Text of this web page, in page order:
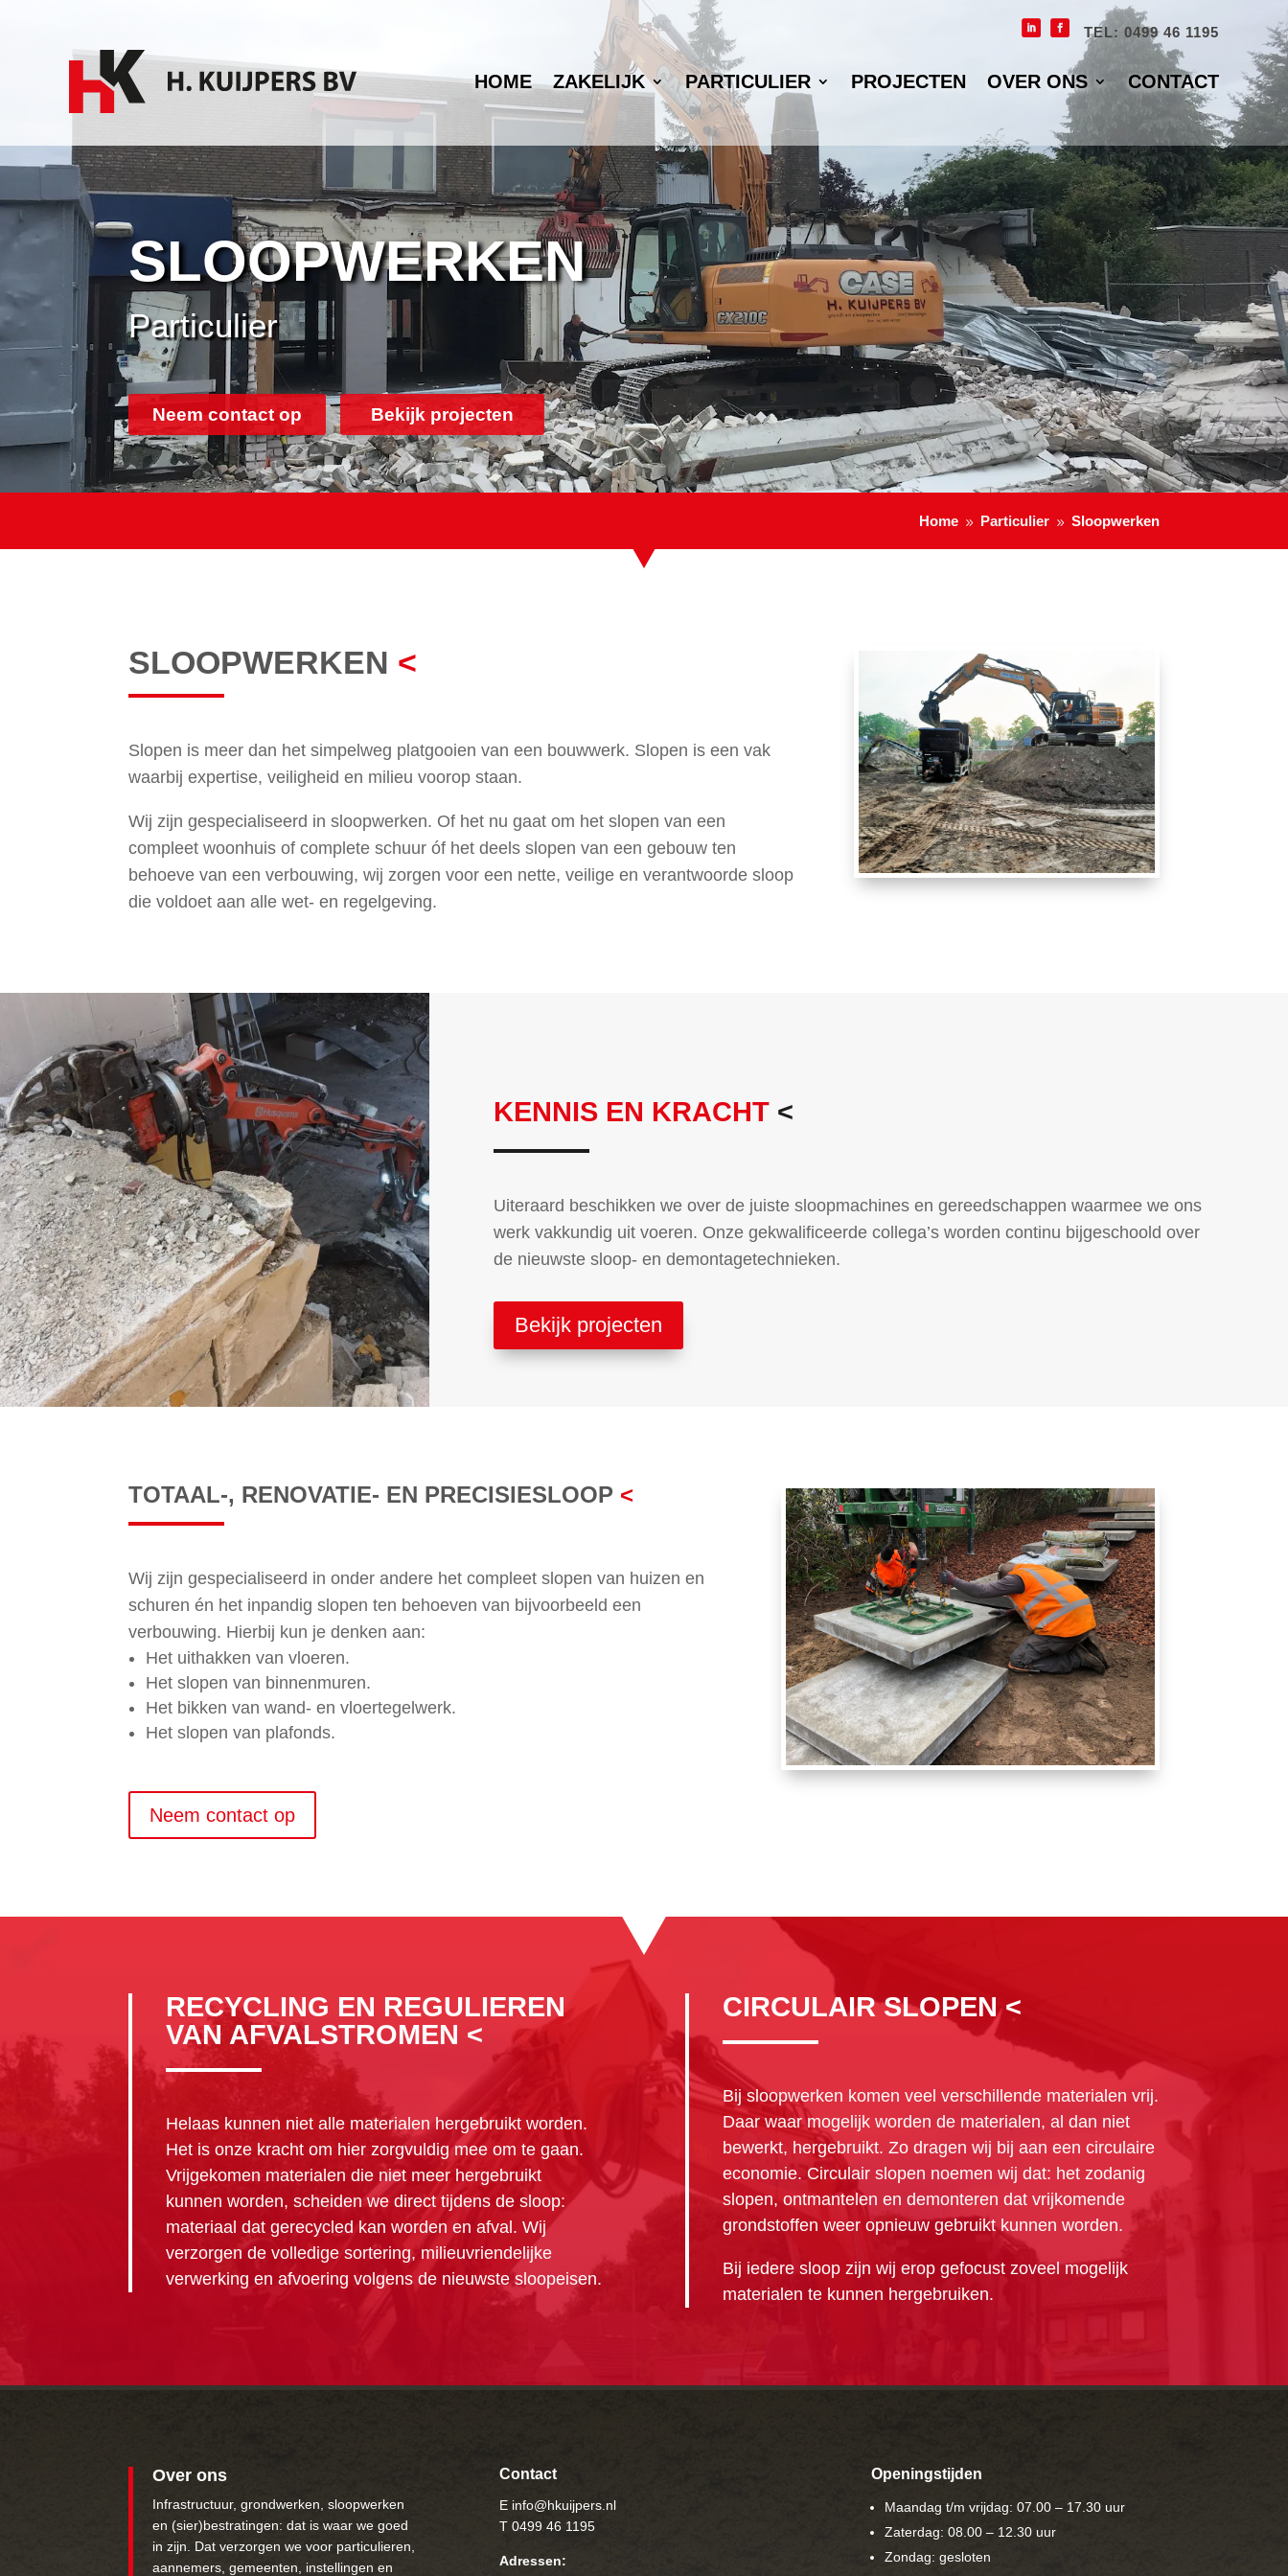
TEL: 0499 46 1195
HOME ZAKELIJK PARTICULIER PROJECTEN OVER ONS CONTACT
SLOOPWERKEN
Particulier
Neem contact op Bekijk projecten
Home 9 Particulier 9 Sloopwerken
SLOOPWERKEN <
Slopen is meer dan het simpelweg platgooien van een bouwwerk. Slopen is een vak
waarbij expertise, veiligheid en milieu voorop staan.
Wij zijn gespecialiseerd in sloopwerken. Of het nu gaat om het slopen van een
compleet woonhuis of complete schuur óf het deels slopen van een gebouw ten
behoeve van een verbouwing, wij zorgen voor een nette, veilige en verantwoorde sloop
die voldoet aan alle wet- en regelgeving.
KENNIS EN KRACHT <
Uiteraard beschikken we over de juiste sloopmachines en gereedschappen waarmee we ons
werk vakkundig uit voeren. Onze gekwalificeerde collega’s worden continu bijgeschoold over
de nieuwste sloop- en demontagetechnieken.
Bekijk projecten
TOTAAL-, RENOVATIE- EN PRECISIESLOOP <
Wij zijn gespecialiseerd in onder andere het compleet slopen van huizen en
schuren én het inpandig slopen ten behoeven van bijvoorbeeld een
verbouwing. Hierbij kun je denken aan:
Het uithakken van vloeren.
Het slopen van binnenmuren.
Het bikken van wand- en vloertegelwerk.
Het slopen van plafonds.
Neem contact op
RECYCLING EN REGULIEREN
VAN AFVALSTROMEN <
Helaas kunnen niet alle materialen hergebruikt worden.
Het is onze kracht om hier zorgvuldig mee om te gaan.
Vrijgekomen materialen die niet meer hergebruikt
kunnen worden, scheiden we direct tijdens de sloop:
materiaal dat gerecycled kan worden en afval. Wij
verzorgen de volledige sortering, milieuvriendelijke
verwerking en afvoering volgens de nieuwste sloopeisen.
CIRCULAIR SLOPEN <
Bij sloopwerken komen veel verschillende materialen vrij.
Daar waar mogelijk worden de materialen, al dan niet
bewerkt, hergebruikt. Zo dragen wij bij aan een circulaire
economie. Circulair slopen noemen wij dat: het zodanig
slopen, ontmantelen en demonteren dat vrijkomende
grondstoffen weer opnieuw gebruikt kunnen worden.
Bij iedere sloop zijn wij erop gefocust zoveel mogelijk
materialen te kunnen hergebruiken.
Over ons
Infrastructuur, grondwerken, sloopwerken
en (sier)bestratingen: dat is waar we goed
in zijn. Dat verzorgen we voor particulieren,
aannemers, gemeenten, instellingen en
Contact
E info@hkuijpers.nl
T 0499 46 1195
Adressen:
Openingstijden
Maandag t/m vrijdag: 07.00 – 17.30 uur
Zaterdag: 08.00 – 12.30 uur
Zondag: gesloten